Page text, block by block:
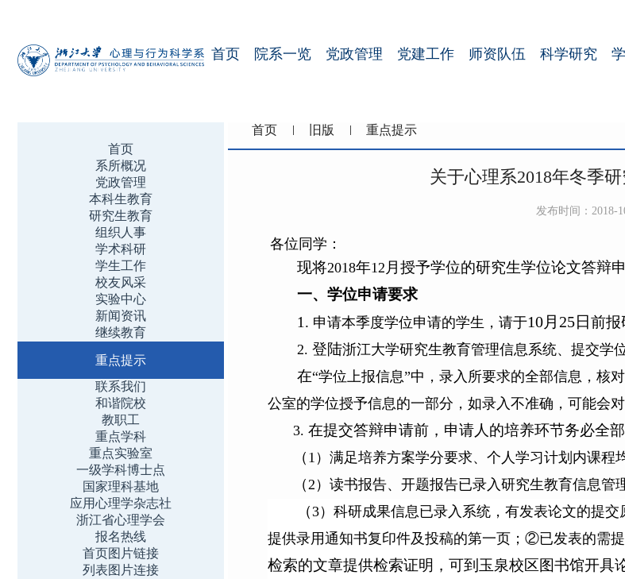
首页 院系一览 党政管理 党建工作 师资队伍 科学研究
首页
系所概况
党政管理
本科生教育
研究生教育
组织人事
学术科研
学生工作
校友风采
实验中心
新闻资讯
继续教育
重点提示
联系我们
和谐院校
教职工
重点学科
重点实验室
一级学科博士点
国家理科基地
应用心理学杂志社
浙江省心理学会
报名热线
首页图片链接
列表图片连接
首页 旧版 重点提示
关于心理系2018年冬季
发布时间：2018-
各位同学：
现将2018年12 月授予学位的研究生学位论文答辩
一、学位申请要求
1. 申请本季度学位申请的学生，请于10月25日 前报
2. 登陆浙江大学研究生教育管理信息系统、提交学
在“学位上报信息”中，录入所要求的全部信息，核
公室的学位授予信息的一部分，如录入不准确，可能会
3. 在提交答辩申请前，申请人的培养环节务必全部
（ 1）满足培养方案学分要求、个人学习计划内课程
（2）读书报告、开题报告已录入研究生教育信息管
（3）科研成果信息已录入系统，有发表论文的提
提供录用通知书复印件及投稿的第一页；②已发表的需
检索的文章提供检索证明，可到玉泉校区图书馆开具